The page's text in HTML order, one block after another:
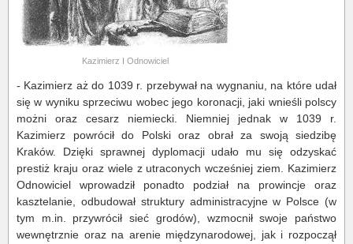
Kazimierz I Odnowiciel
- Kazimierz aż do 1039 r. przebywał na wygnaniu, na które udał
się w wyniku sprzeciwu wobec jego koronacji, jaki wnieśli polscy
możni oraz cesarz niemiecki. Niemniej jednak w 1039 r.
Kazimierz powrócił do Polski oraz obrał za swoją siedzibę
Kraków. Dzięki sprawnej dyplomacji udało mu się odzyskać
prestiż kraju oraz wiele z utraconych wcześniej ziem. Kazimierz
Odnowiciel wprowadził ponadto podział na prowincje oraz
kasztelanie, odbudował struktury administracyjne w Polsce (w
tym m.in. przywrócił sieć grodów), wzmocnił swoje państwo
wewnętrznie oraz na arenie międzynarodowej, jak i rozpoczął